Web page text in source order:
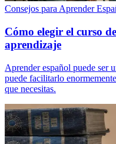
Consejos para Aprender
Cómo elegir el curso
aprendizaje
Aprender español puede ser
puede facilitarlo
que necesitas.